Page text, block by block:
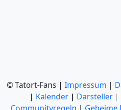
© Tatort-Fans | Impressum |
| Kalender | Darsteller |